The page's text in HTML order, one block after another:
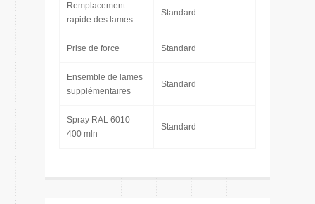
Remplacement
rapide des lames
Standard
Prise de force Standard
Ensemble de lames
supplémentaires
Standard
Spray RAL 6010
400 mln
Standard